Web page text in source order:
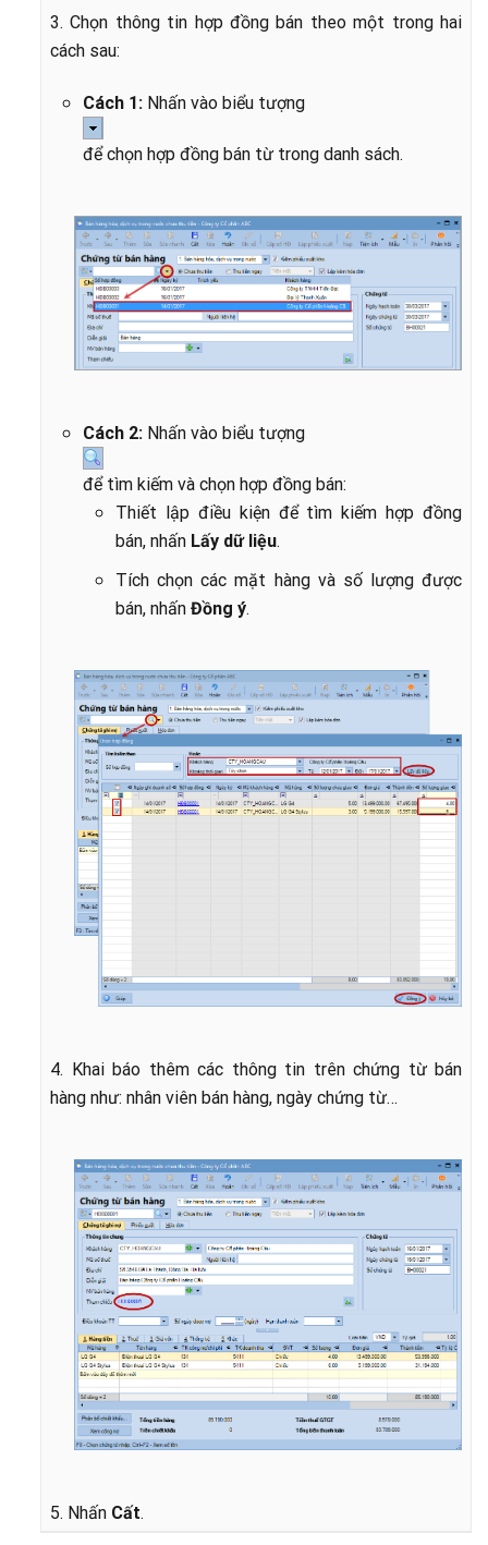
3. Chọn thông tin hợp đồng bán theo một trong hai
cách sau:
Cách 1: Nhấn vào biểu tượng
để chọn hợp đồng bán từ trong danh sách.
Cách 2: Nhấn vào biểu tượng
để tìm kiếm và chọn hợp đồng bán:
Thiết lập điều kiện để tìm kiếm hợp đồng
bán, nhấn Lấy dữ liệu.
Tích chọn các mặt hàng và số lượng được
bán, nhấn Đồng ý.
4. Khai báo thêm các thông tin trên chứng từ bán
hàng như: nhân viên bán hàng, ngày chứng từ…
5. Nhấn Cất.